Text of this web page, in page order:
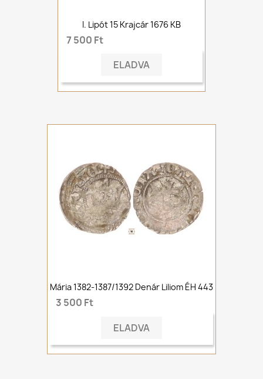
I. Lipót 15 Krajcár 1676 KB
7 500 Ft
ELADVA
Mária 1382-1387/1392 Denár Liliom ÉH 443
3 500 Ft
ELADVA